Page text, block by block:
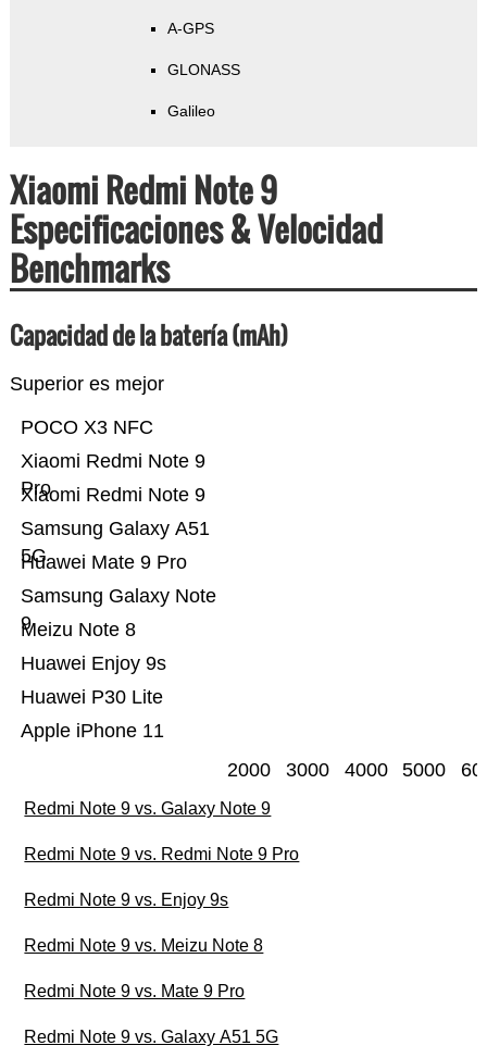
A-GPS
GLONASS
Galileo
Xiaomi Redmi Note 9
Especificaciones & Velocidad
Benchmarks
Capacidad de la batería (mAh)
Superior es mejor
Apple iPhone 11
Huawei P30 Lite
Huawei Enjoy 9s
Meizu Note 8
Samsung Galaxy Note
9
Huawei Mate 9 Pro
Samsung Galaxy A51
5G
Xiaomi Redmi Note 9
Xiaomi Redmi Note 9
Pro
POCO X3 NFC
2000 3000 4000 5000
Redmi Note 9 vs. Galaxy Note 9
Redmi Note 9 vs. Redmi Note 9 Pro
Redmi Note 9 vs. Enjoy 9s
Redmi Note 9 vs. Meizu Note 8
Redmi Note 9 vs. Mate 9 Pro
Redmi Note 9 vs. Galaxy A51 5G